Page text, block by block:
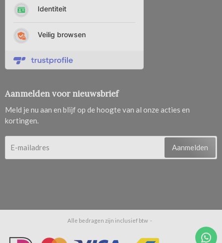
Aanmelden voor nieuwsbrief
Meld je nu aan en blijf op de hoogte van al onze acties en
kortingen.
Aanmelden
Alle bedragen zijn inclusief btw -